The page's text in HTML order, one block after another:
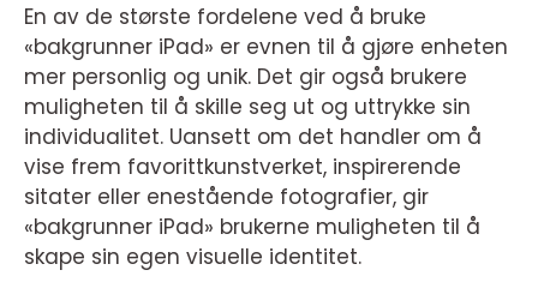
En av de største fordelene ved å bruke
«bakgrunner iPad» er evnen til å gjøre enheten
mer personlig og unik. Det gir også brukere
muligheten til å skille seg ut og uttrykke sin
individualitet. Uansett om det handler om å
vise frem favorittkunstverket, inspirerende
sitater eller enestående fotografier, gir
«bakgrunner iPad» brukerne muligheten til å
skape sin egen visuelle identitet.